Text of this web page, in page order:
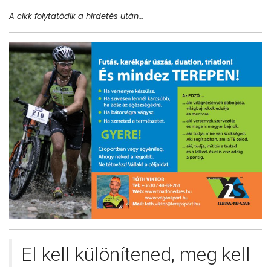
A cikk folytatódik a hirdetés után...
El kell különítened, meg kell